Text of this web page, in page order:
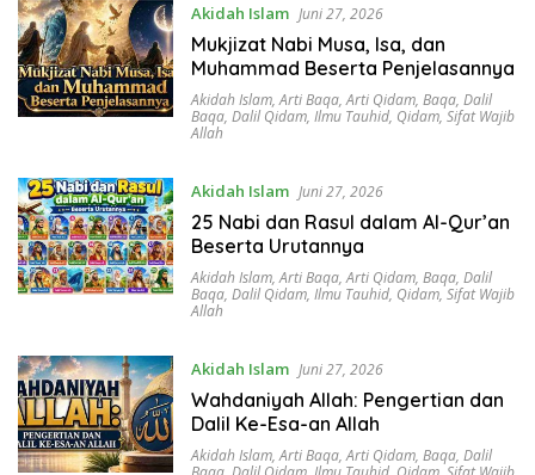
Akidah Islam Juni 27, 2026
Mukjizat Nabi Musa, Isa, dan
Muhammad Beserta Penjelasannya
Akidah Islam,Arti Baqa,Arti Qidam, Baqa, Dalil
Baqa, Dalil Qidam, Ilmu Tauhid, Qidam, Sifat Wajib
Allah
Akidah Islam Juni 27, 2026
25 Nabi dan Rasul dalam Al-Qur’an
Beserta Urutannya
Akidah Islam,Arti Baqa,Arti Qidam, Baqa, Dalil
Baqa, Dalil Qidam, Ilmu Tauhid, Qidam, Sifat Wajib
Allah
Akidah Islam Juni 27, 2026
Wahdaniyah Allah: Pengertian dan
Dalil Ke-Esa-an Allah
Akidah Islam,Arti Baqa,Arti Qidam, Baqa, Dalil